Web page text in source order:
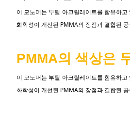
이 모노머는 부틸 아크릴레이트를 함유하
화학성이 개선된 PMMA의 장점과 결합된
PMMA의 색상은
이 모노머는 부틸 아크릴레이트를 함유하
화학성이 개선된 PMMA의 장점과 결합된